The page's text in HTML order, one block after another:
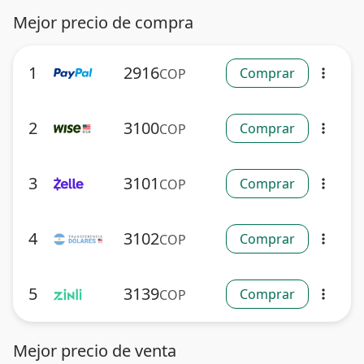
Mejor precio de compra
1 2916COP Comprar more_vert
2 3100COP Comprar more_vert
3 3101 COP Comprar more_vert
4 3102COP Comprar more_vert
5 3139COP Comprar more_vert
Mejor precio de venta